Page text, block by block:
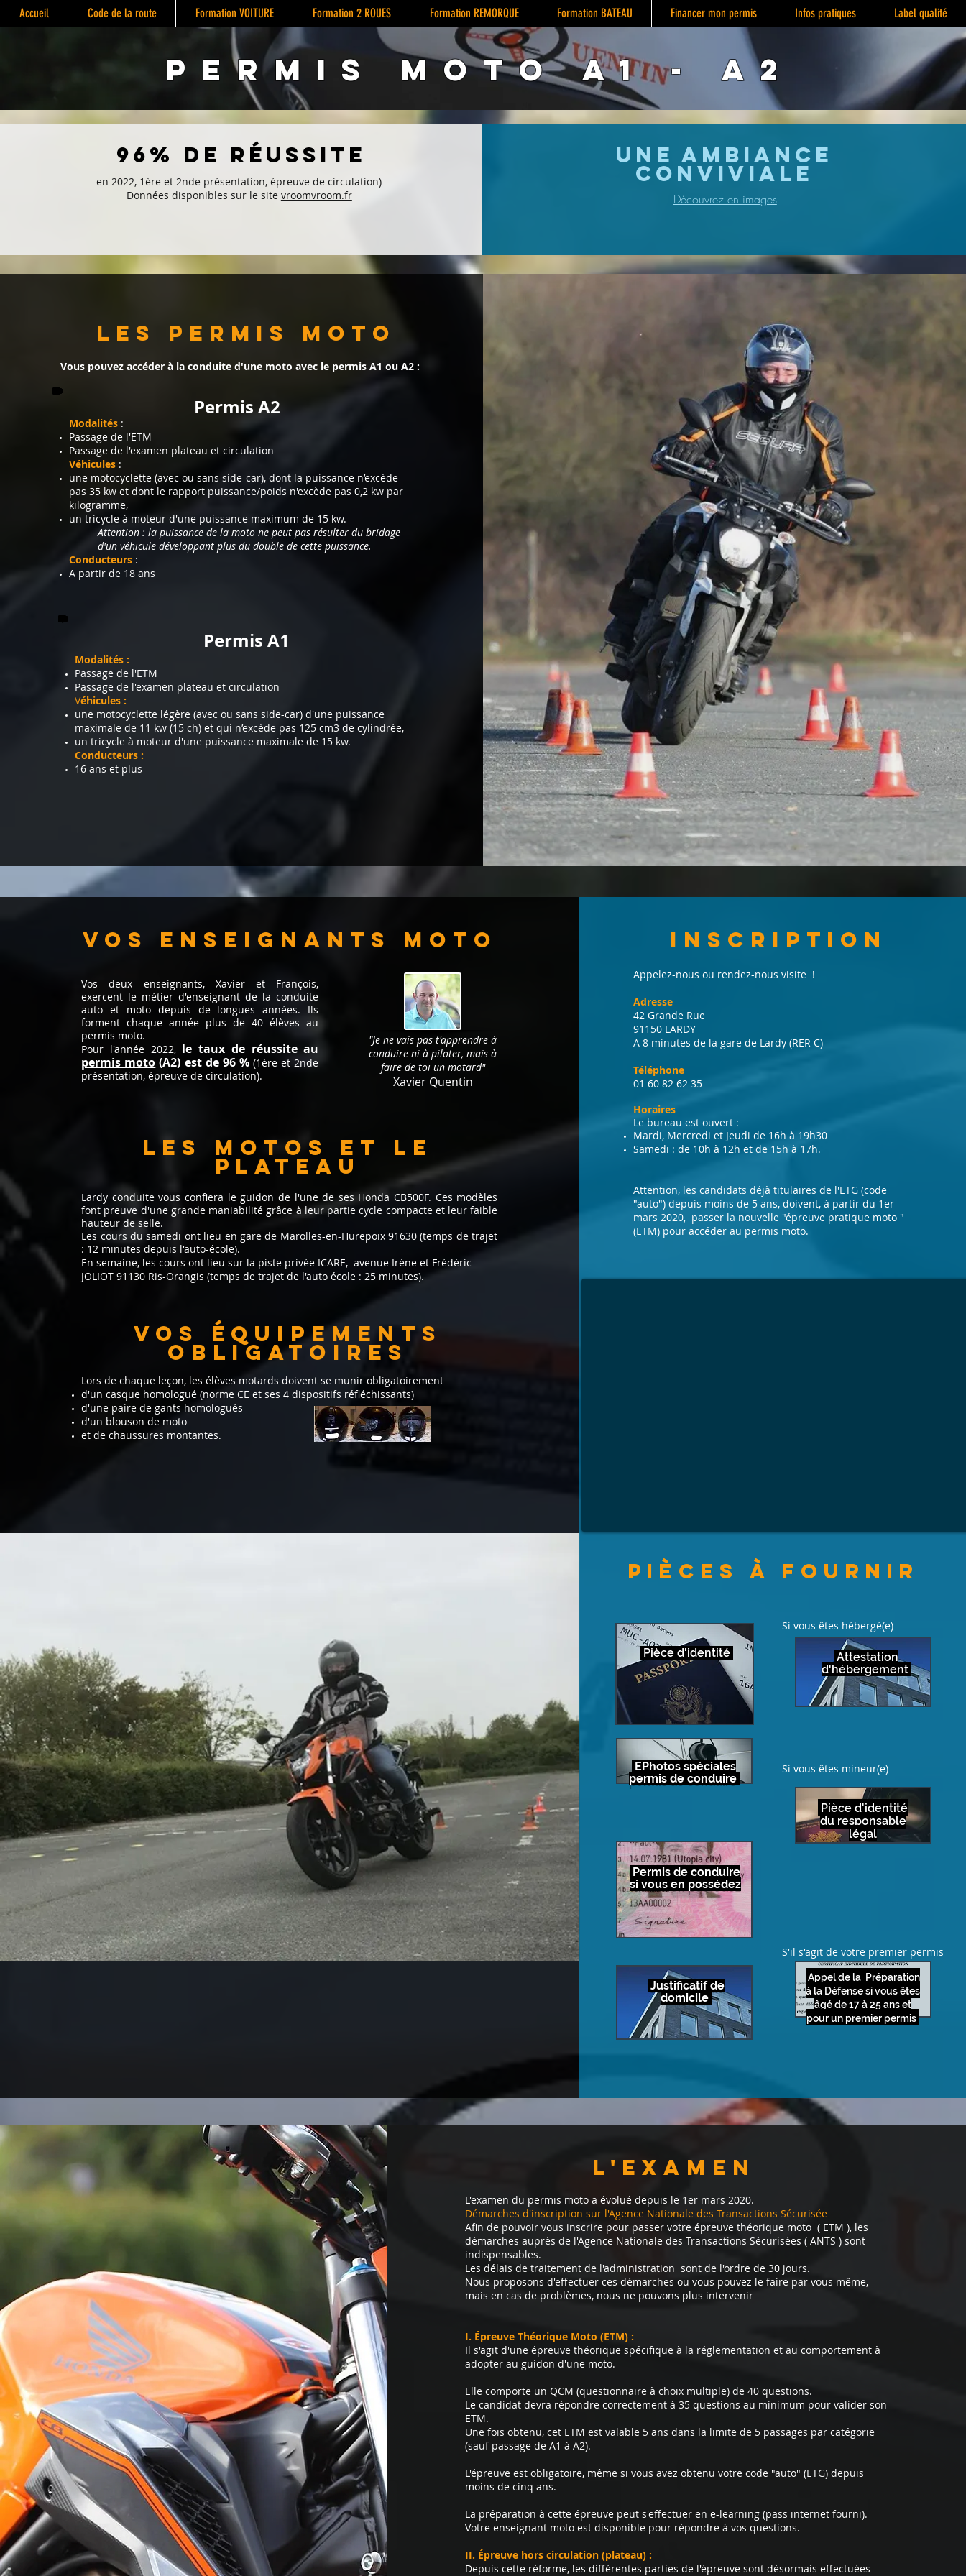
Accueil Code de la route Formation VOITURE Formation 2 ROUES Formation REMORQUE Formation BATEAU Financer mon permis Infos pratiques Label qualité
PERMIS MOTO A1 - A2
96% de réussite
en 2022, 1ère et 2nde présentation, épreuve de circulation)
Données disponibles sur le site vroomvroom.fr
Une ambiance
conviviAle
Découvrez en images
Les permis moto
Vous pouvez accéder à la conduite d'une moto avec le permis A1 ou A2 :
Permis A2
Modalités :
Passage de l'ETM
Passage de l'examen plateau et circulation
Véhicules :
une motocyclette (avec ou sans side-car), dont la puissance n’excède
pas 35 kw et dont le rapport puissance/poids n'excède pas 0,2 kw par
kilogramme,
un tricycle à moteur d'une puissance maximum de 15 kw.
Attention : la puissance de la moto ne peut pas résulter du bridage
d'un véhicule développant plus du double de cette puissance.
Conducteurs :
A partir de 18 ans
Permis A1
Modalités :
Passage de l'ETM
Passage de l'examen plateau et circulation
Véhicules :
une motocyclette légère (avec ou sans side-car) d'une puissance
maximale de 11 kw (15 ch) et qui n’excède pas 125 cm3 de cylindrée,
un tricycle à moteur d'une puissance maximale de 15 kw.
Conducteurs :
16 ans et plus
Vos enseignants moto
Vos deux enseignants, Xavier et François,
exercent le métier d'enseignant de la conduite
auto et moto depuis de longues années. Ils
forment chaque année plus de 40 élèves au
permis moto.
Pour l'année 2022, le taux de réussite au
permis moto (A2) est de 96 %(1ère et 2nde
présentation, épreuve de circulation).
"Je ne vais pas t'apprendre à
conduire ni à piloter, mais à
faire de toi un motard"
Xavier Quentin
Les motos et le
plateau
Lardy conduite vous confiera le guidon de l'une de ses Honda CB500F. Ces modèles
font preuve d'une grande maniabilité grâce à leur partie cycle compacte et leur faible
hauteur de selle.
Les cours du samedi ont lieu en gare de Marolles-en-Hurepoix 91630 (temps de trajet
: 12 minutes depuis l'auto-école).
En semaine, les cours ont lieu sur la piste privée ICARE, avenue Irène et Frédéric
JOLIOT 91130 Ris-Orangis (temps de trajet de l'auto école : 25 minutes).
Vos équipements
obligatoires
Lors de chaque leçon, les élèves motards doivent se munir obligatoirement
d'un casque homologué (norme CE et ses 4 dispositifs réfléchissants)
d'une paire de gants homologués
d'un blouson de moto
et de chaussures montantes.​​
Inscription
Appelez-nous ou rendez-nous visite !
Adresse
42 Grande Rue
91150 LARDY
A 8 minutes de la gare de Lardy (RER C)
Téléphone
01 60 82 62 35
Horaires
Le bureau est ouvert :
Mardi, Mercredi et Jeudi de 16h à 19h30
Samedi : de 10h à 12h et de 15h à 17h.
Attention, les candidats déjà titulaires de l'ETG (code
"auto") depuis moins de 5 ans, doivent, à partir du 1er
mars 2020, passer la nouvelle "épreuve pratique moto "
(ETM) pour accéder au permis moto.
Pièces à fournir
Pièce d'identité
Si vous êtes hébergé(e)
Attestation
d'hébergement
EPhotos spéciales
permis de conduire
Si vous êtes mineur(e)
Pièce d'identité
du responsable
légal
Permis de conduire
si vous en possédez
S'il s'agit de votre premier permis
Justificatif de
domicile
Appel de la Préparation
à la Défense si vous êtes
âgé de 17 à 25 ans et
pour un premier permis
L'examen
​L'examen du permis moto a évolué depuis le 1er mars 2020.
Démarches d'inscription sur l'Agence Nationale des Transactions Sécurisée
Afin de pouvoir vous inscrire pour passer votre épreuve théorique moto ( ETM ), les
démarches auprès de l'Agence Nationale des Transactions Sécurisées ( ANTS ) sont
indispensables.
Les délais de traitement de l'administration sont de l'ordre de 30 jours.
Nous proposons d'effectuer ces démarches ou vous pouvez le faire par vous même,
mais en cas de problèmes, nous ne pouvons plus intervenir
I. Épreuve Théorique Moto (ETM) :
Il s'agit d'une épreuve théorique spécifique à la réglementation et au comportement à
adopter au guidon d'une moto.
Elle comporte un QCM (questionnaire à choix multiple) de 40 questions.
Le candidat devra répondre correctement à 35 questions au minimum pour valider son
ETM.
Une fois obtenu, cet ETM est valable 5 ans dans la limite de 5 passages par catégorie
(sauf passage de A1 à A2).
L'épreuve est obligatoire, même si vous avez obtenu votre code "auto" (ETG) depuis
moins de cinq ans.
La préparation à cette épreuve peut s'effectuer en e-learning (pass internet fourni).
Votre enseignant moto est disponible pour répondre à vos questions.
II. Épreuve hors circulation (plateau) :
Depuis cette réforme, les différentes parties de l'épreuve sont désormais effectuées